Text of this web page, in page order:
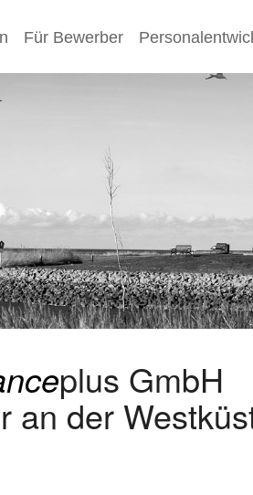
Für Bewerber
plus GmbH
an der